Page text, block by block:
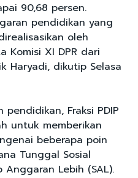
90,68 persen.
pendidikan yang
oleh
Komisi XI DPR dari
Haryadi, dikutip Selasa
Fraksi PDIP
untuk memberikan
beberapa poin
Tunggal Sosial
Anggaran Lebih (SAL).